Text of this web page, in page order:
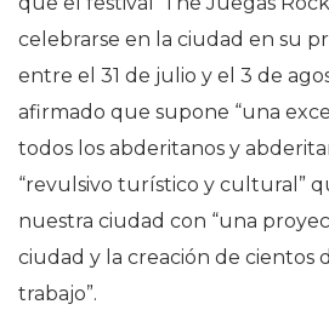
celebrarse en la ciudad en su
entre el 31 de julio y el 3 de
afirmado que supone “una
todos los abderitanos y
“revulsivo turístico y cultural”
nuestra ciudad con “una
ciudad y la creación de cientos
trabajo”.